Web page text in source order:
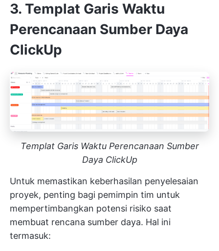
3. Templat Garis Waktu
Perencanaan Sumber Daya
ClickUp
Templat Garis Waktu Perencanaan Sumber
Daya ClickUp
Untuk memastikan keberhasilan penyelesaian
proyek, penting bagi pemimpin tim untuk
mempertimbangkan potensi risiko saat
membuat rencana sumber daya. Hal ini
termasuk: